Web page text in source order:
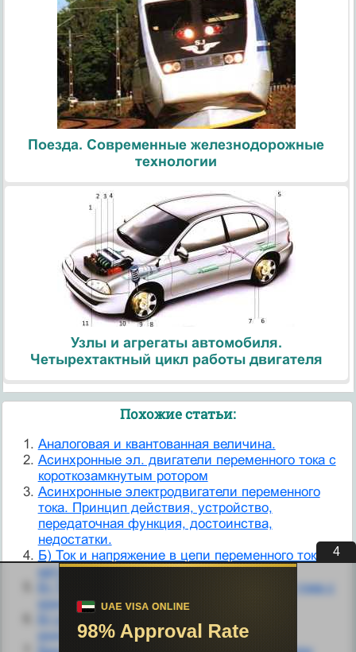
Поезда. Современные железнодорожные
технологии
Узлы и агрегаты автомобиля.
Четырехтактный цикл работы двигателя
Похожие статьи:
Аналоговая и квантованная величина.
Асинхронные эл. двигатели переменного тока с
короткозамкнутым ротором
Асинхронные электродвигатели переменного
тока. Принцип действия, устройство,
передаточная функция, достоинства,
недостатки.
Б) Ток и напряжение в цепи переменного тока с
катушкой индуктивности.
Б) Ток и напряжение в цепи переменного тока с
конденсатором.
индуктивности
3